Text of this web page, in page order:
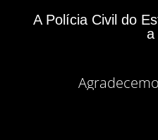
A Polícia Civil do
a